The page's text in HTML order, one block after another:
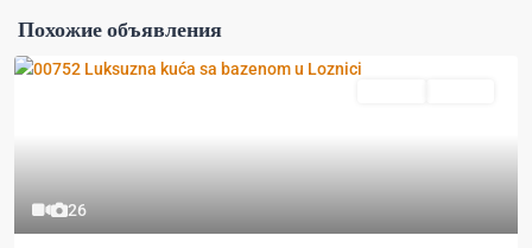
Похожие объявления
26